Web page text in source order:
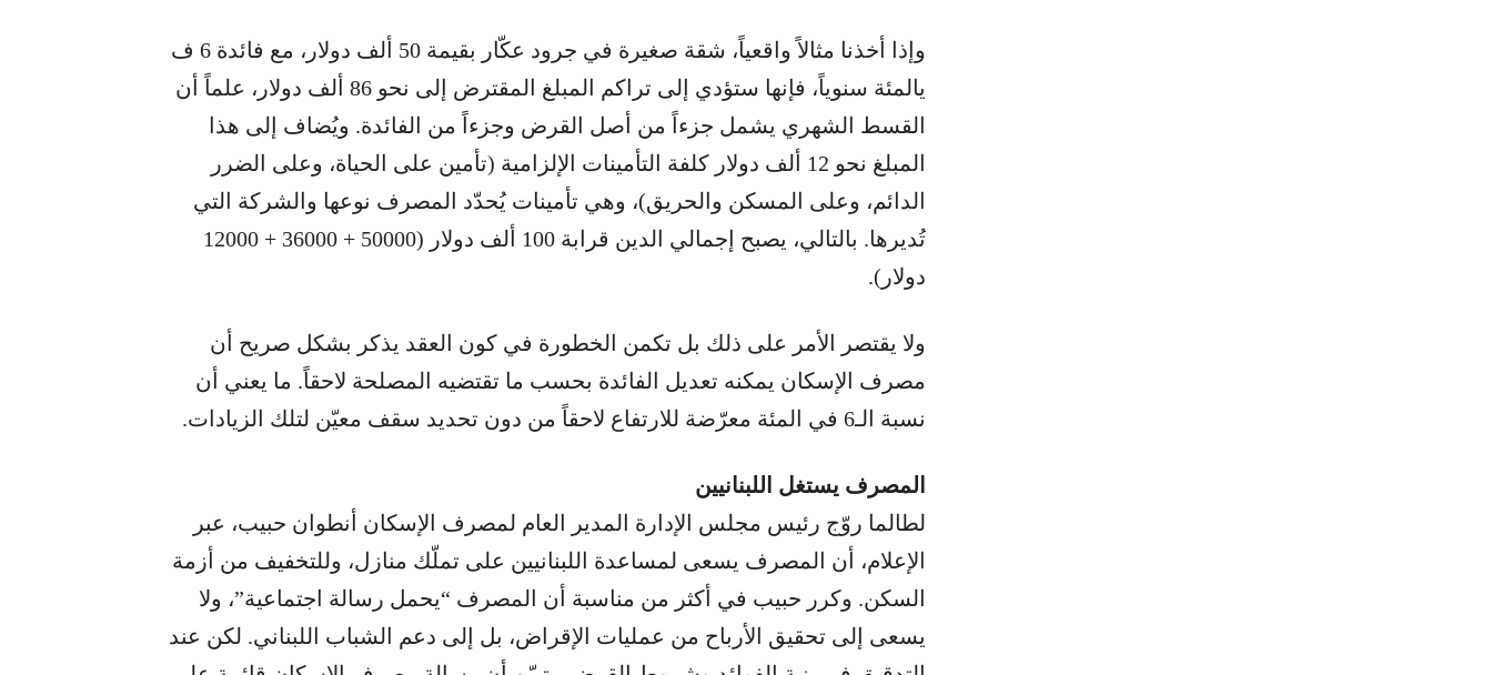
وإذا أخذنا مثالاً واقعياً، شقة صغيرة في جرود عكّار بقيمة 50 ألف دولار، مع فائدة 6 ف
يالمئة سنوياً، فإنها ستؤدي إلى تراكم المبلغ المقترض إلى نحو 86 ألف دولار، علماً أن
القسط الشهري يشمل جزءاً من أصل القرض وجزءاً من الفائدة. ويُضاف إلى هذا
المبلغ نحو 12 ألف دولار كلفة التأمينات الإلزامية (تأمين على الحياة، وعلى الضرر
الدائم، وعلى المسكن والحريق)، وهي تأمينات يُحدّد المصرف نوعها والشركة التي
تُديرها. بالتالي، يصبح إجمالي الدين قرابة 100 ألف دولار (50000 + 36000 + 12000
دولار).
ولا يقتصر الأمر على ذلك بل تكمن الخطورة في كون العقد يذكر بشكل صريح أن
مصرف الإسكان يمكنه تعديل الفائدة بحسب ما تقتضيه المصلحة لاحقاً. ما يعني أن
نسبة الـ6 في المئة معرّضة للارتفاع لاحقاً من دون تحديد سقف معيّن لتلك الزيادات.
المصرف يستغل اللبنانيين
لطالما روّج رئيس مجلس الإدارة المدير العام لمصرف الإسكان أنطوان حبيب، عبر
الإعلام، أن المصرف يسعى لمساعدة اللبنانيين على تملّك منازل، وللتخفيف من أزمة
السكن. وكرر حبيب في أكثر من مناسبة أن المصرف “يحمل رسالة اجتماعية”، ولا
يسعى إلى تحقيق الأرباح من عمليات الإقراض، بل إلى دعم الشباب اللبناني. لكن عند